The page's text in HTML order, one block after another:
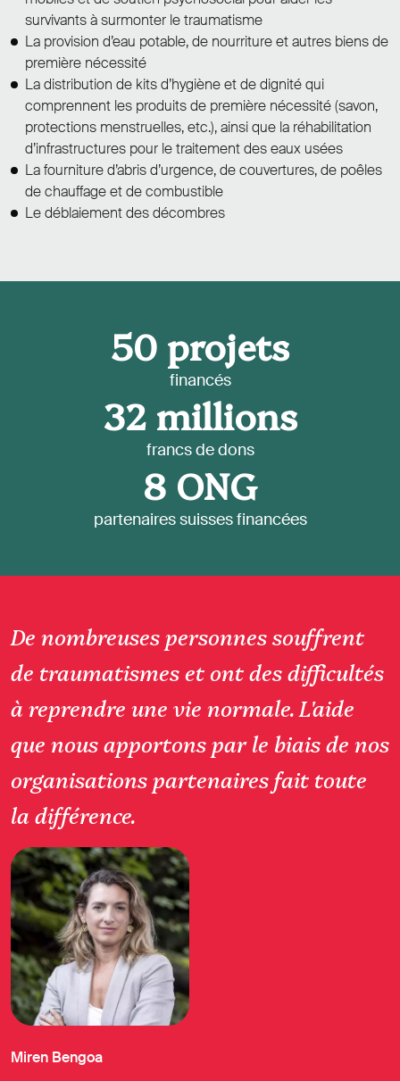
survivants à surmonter le traumatisme
La provision d’eau potable, de nourriture et autres biens de
première nécessité
La distribution de kits d’hygiène et de dignité qui
comprennent les produits de première nécessité (savon,
protections menstruelles, etc.), ainsi que la réhabilitation
d’infrastructures pour le traitement des eaux usées
La fourniture d’abris d’urgence, de couvertures, de poêles
de chauffage et de combustible
Le déblaiement des décombres
50 projets
financés
32 millions
francs de dons
8 ONG
partenaires suisses financées
De nombreuses personnes souffrent
de traumatismes et ont des difficultés
à reprendre une vie normale. L'aide
que nous apportons par le biais de nos
organisations partenaires fait toute
la différence.
Miren Bengoa